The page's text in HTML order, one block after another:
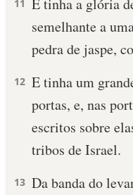
11 E tinha a glória
semelhante a
pedra de jaspe,
12 E tinha um
portas, e, nas
escritos sobre
tribos de Israel.
13 Da banda do